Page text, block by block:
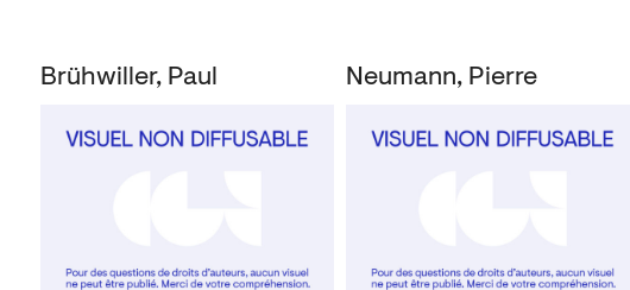
Brühwiller, Paul Neumann, Pierre